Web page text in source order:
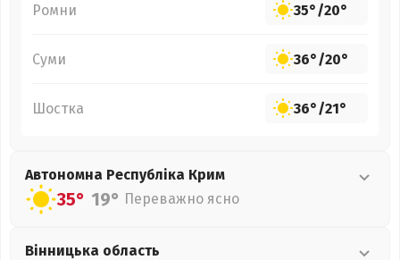
Ромни 35°/20°
Суми 36°/20°
Шостка 36°/21°
Автономна Республіка Крим
35° 19° Переважно ясно
Вінницька область